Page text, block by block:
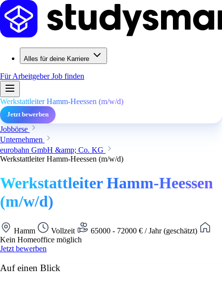
Alles für deine Karriere
Für ArbeitgeberJob finden
Werkstattleiter Hamm-Heessen (m/w/d)
Jetzt bewerben
Jobbörse
Unternehmen
eurobahn GmbH &amp; Co. KG
Werkstattleiter Hamm-Heessen (m/w/d)
Werkstattleiter Hamm-Heessen
(m/w/d)
Hamm Vollzeit
65000 - 72000 € / Jahr (geschätzt)
Kein Homeoffice möglich
Jetzt bewerben
Auf einen Blick